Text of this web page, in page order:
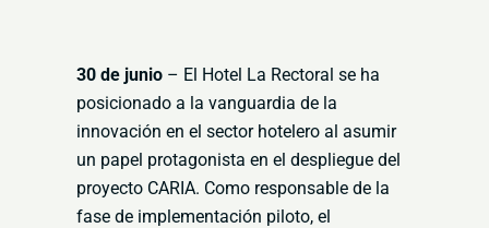
30 de junio – El Hotel La Rectoral se ha
posicionado a la vanguardia de la
innovación en el sector hotelero al asumir
un papel protagonista en el despliegue del
proyecto CARIA. Como responsable de la
fase de implementación piloto, el